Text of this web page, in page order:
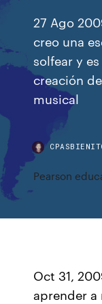
27 Ago
creo una
solfear y
creación
musical
Pearson
Oct 31,
aprender a